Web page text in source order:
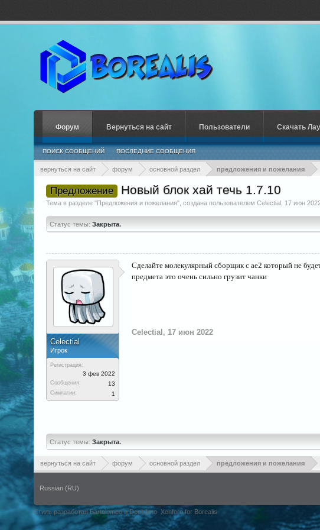
вернуться на сайт форум основной раздел предложения и пожелания
Предложение Новый блок хай течь 1.7.10
Тема в разделе "Предложения и пожелания", создана пользователем Celectial 17 июн
Статус темы: Закрыта.
Celectial
Игрок
Регистрация:
3 фев 2022
Сообщения: 13
Симпатии: 1
Сделайте молекулярный сборщик с ае2 который не
предмета это очень сильно грузит чанки
Celectial , 17 июн 2022
Статус темы: Закрыта.
вернуться на сайт форум основной раздел предложения и пожелания
Форум
ПОИСК СООБЩЕНИЙ ПОСЛЕДНИЕ СООБЩЕНИЯ
Вернуться на сайт Пользователи Скачать
Russian (RU)
Стиль разработан Bartolomeo и Dech1mo Xenforo for Borealis